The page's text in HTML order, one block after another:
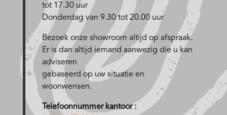
tot 17.30 uur
Donderdag van 9.30 tot 20.00 uur
Bezoek onze showroom altijd op afspraak.
Er is dan altijd iemand aanwezig die u kan
adviseren
gebaseerd op uw situatie en
woonwensen.
Telefoonnummer kantoor :